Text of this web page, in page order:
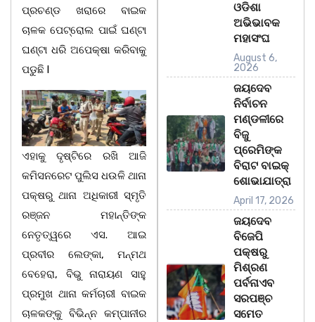
ପ୍ରଚଣ୍ଡ ଖରାରେ ବାଇକ
ଚାଳକ ପେଟ୍ରୋଲ ପାଇଁ ଘଣ୍ଟା
ଘଣ୍ଟା ଧରି ଅପେକ୍ଷା କରିବାକୁ
ପଡୁଛି l
ଏହାକୁ ଦୃଷ୍ଟିରେ ରଖି ଆଜି
କମିସନରେଟ ପୁଲିସ ଧଉଳି ଥାନା
ପକ୍ଷରୁ ଥାନା ଅଧିକାରୀ ସ୍ମୃତି
ରଞ୍ଜନ ମହାନ୍ତିଙ୍କ
ନେତୃତ୍ୱରେ ଏସ. ଆଇ
ପ୍ରବୀର ଲେଙ୍କା, ମନ୍ମଥ
ବେହେରା, ବିଭୁ ନାରାୟଣ ସାହୁ
ପ୍ରମୁଖ ଥାନା କର୍ମଚାରୀ ବାଇକ
ଚାଳକଙ୍କୁ ବିଭିନ୍ନ କମ୍ପାନୀର
ଓଡିଶା
ଅଭିଭାବକ
ମହାସଂଘ
August 6,
2026
ଜୟଦେବ
ନିର୍ବାଚନ
ମଣ୍ଡଳୀରେ
ବିଜୁ
ପ୍ରେମିଙ୍କ
ବିରାଟ ବାଇକ୍
ଶୋଭାଯାତ୍ରା
April 17, 2026
ଜୟଦେବ
ବିଜେପି
ପକ୍ଷରୁ
ମିଶ୍ରଣ
ପର୍ବନାଏବ
ସରପଞ୍ଚ
ସମେତ